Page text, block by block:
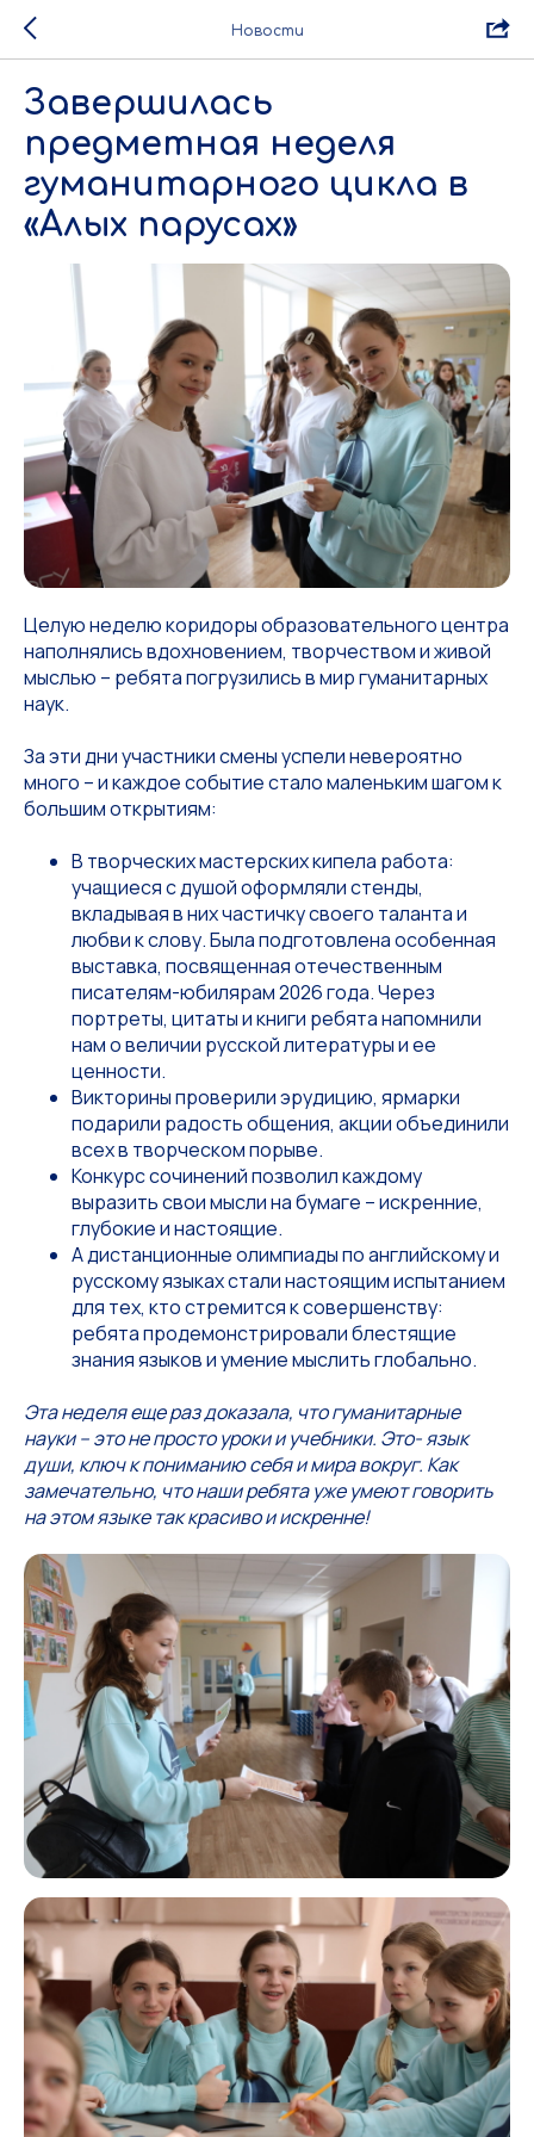
Новости
Завершилась
предметная неделя
гуманитарного цикла в
«Алых парусах»
Целую неделю коридоры образовательного центра
наполнялись вдохновением, творчеством и живой
мыслью – ребята погрузились в мир гуманитарных
наук.
За эти дни участники смены успели невероятно
много – и каждое событие стало маленьким шагом к
большим открытиям:
В творческих мастерских кипела работа:
учащиеся с душой оформляли стенды,
вкладывая в них частичку своего таланта и
любви к слову. Была подготовлена особенная
выставка, посвященная отечественным
писателям-юбилярам 2026 года. Через
портреты, цитаты и книги ребята напомнили
нам о величии русской литературы и ее
ценности.
Викторины проверили эрудицию, ярмарки
подарили радость общения, акции объединили
всех в творческом порыве.
Конкурс сочинений позволил каждому
выразить свои мысли на бумаге – искренние,
глубокие и настоящие.
А дистанционные олимпиады по английскому и
русскому языках стали настоящим испытанием
для тех, кто стремится к совершенству:
ребята продемонстрировали блестящие
знания языков и умение мыслить глобально.
Эта неделя еще раз доказала, что гуманитарные
науки – это не просто уроки и учебники. Это- язык
души, ключ к пониманию себя и мира вокруг. Как
замечательно, что наши ребята уже умеют говорить
на этом языке так красиво и искренне!